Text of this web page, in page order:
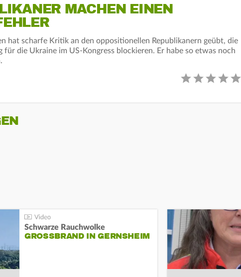
MACHEN EINEN
hat scharfe Kritik an den oppositionellen Republikanern geübt, die
die Ukraine im US-Kongress blockieren. Er habe so etwas noch
Schwarze Rauchwolke
GROSSBRAND IN GERNSHEIM